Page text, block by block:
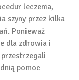
leczenia,
szyny przez kilka
Ponieważ
dla zdrowia i
pomoc